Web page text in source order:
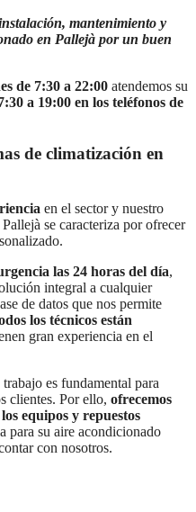
mantenimiento y
en Pallejà por un buen
de 7:30 a 22:00 atendemos su
a 19:00 en los teléfonos de
de climatización en
en el sector y nuestro
se caracteriza por ofrecer
las 24 horas del día,
integral a cualquier
de datos que nos permite
los técnicos están
gran experiencia en el
es fundamental para
clientes. Por ello, ofrecemos
equipos y repuestos
para su aire acondicionado
con nosotros.